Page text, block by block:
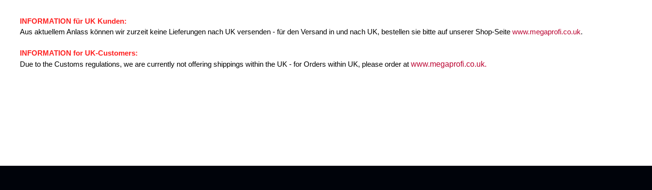
INFORMATION für UK Kunden:
Aus aktuellem Anlass können wir zurzeit keine Lieferungen nach UK versenden - für den Versand in und nach UK, bestellen sie bitte auf unserer Shop-Seite www.megaprofi.co.uk.
INFORMATION for UK-Customers:
Due to the Customs regulations, we are currently not offering shippings within the UK - for Orders within UK, please order at www.megaprofi.co.uk.